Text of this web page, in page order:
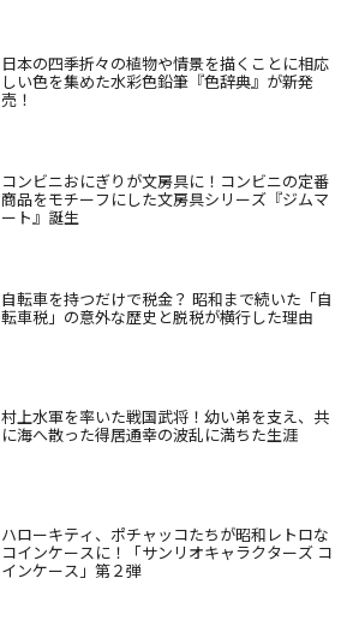
日本の四季折々の植物や情景を描くことに相応
しい色を集めた水彩色鉛筆『色辞典』が新発
売！
コンビニおにぎりが文房具に！コンビニの定番
商品をモチーフにした文房具シリーズ『ジムマ
ート』誕生
自転車を持つだけで税金？ 昭和まで続いた「自
転車税」の意外な歴史と脱税が横行した理由
村上水軍を率いた戦国武将！幼い弟を支え、共
に海へ散った得居通幸の波乱に満ちた生涯
ハローキティ、ポチャッコたちが昭和レトロな
コインケースに！「サンリオキャラクターズ コ
インケース」第２弾